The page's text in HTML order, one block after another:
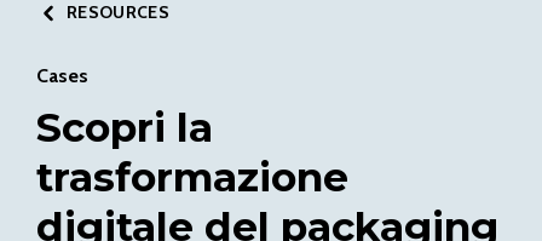
RESOURCES
Cases
Scopri la
trasformazione
digitale del packaging